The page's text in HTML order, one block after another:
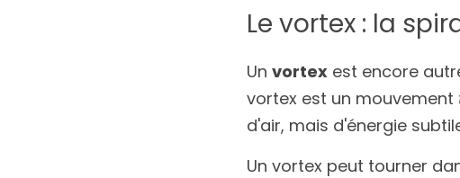
Le vortex : la
Un vortex est encore
vortex est un mouvement
d'air, mais d'énergie
Un vortex peut tourner